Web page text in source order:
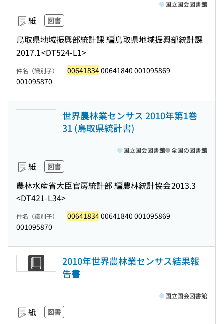
紙 図書
鳥取県地域振興部統計課 編鳥取県地域振興部統計課
2017.1<DT524-L1>
国立国会図書館
件名（識別子） 0064183400641840 001095869
001095870
世界農林業センサス 2010年第1巻
31 (鳥取県統計書)
紙 図書
農林水産省大臣官房統計部 編農林統計協会2013.3
<DT421-L34>
国立国会図書館 全国の図書館
件名（識別子） 0064183400641840 001095869
001095870
2010年世界農林業センサス結果報
告書
紙 図書
国立国会図書館